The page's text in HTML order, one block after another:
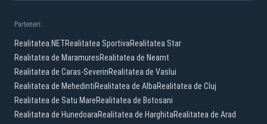
Parteneri:
Realitatea.NETRealitatea SportivaRealitatea Star
Realitatea de MaramuresRealitatea de Neamt
Realitatea de Caras-SeverinRealitatea de Vaslui
Realitatea de MehedintiRealitatea de AlbaRealitatea de Cluj
Realitatea de Satu MareRealitatea de Botosani
Realitatea de HunedoaraRealitatea de HarghitaRealitatea de Arad